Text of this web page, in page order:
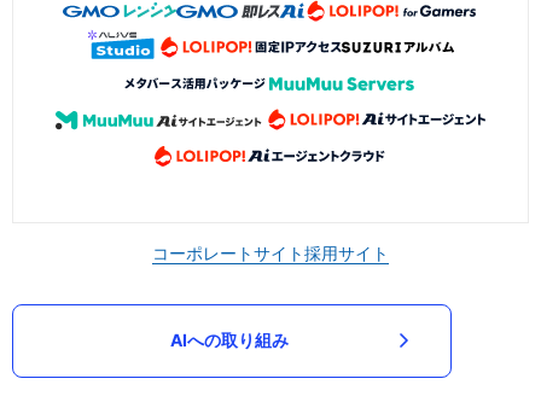
コーポレートサイト採用サイト
AIへの取り組み